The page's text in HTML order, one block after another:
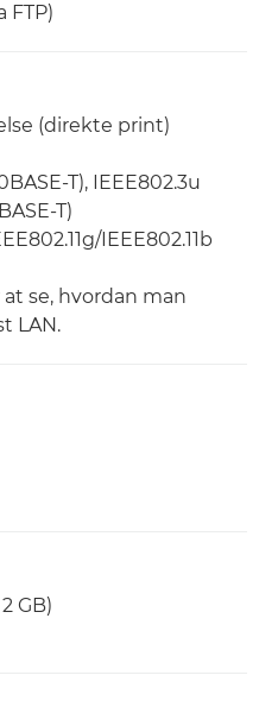
FTP)
(direkte print)
T), IEEE802.3u
T)
IEEE802.11b
se, hvordan man
LAN.
GB)